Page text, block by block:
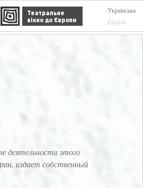
Українська
English
Театральне
вікно до Європи
деятельности этого
издает собственный